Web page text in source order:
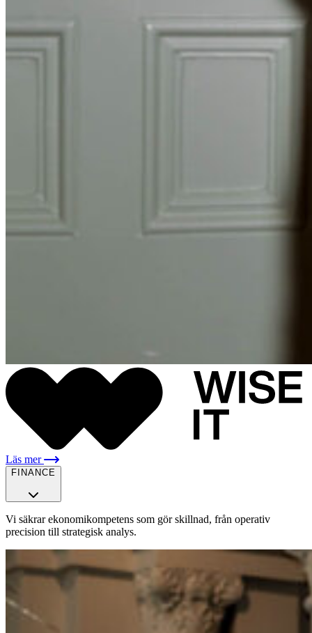
Läs mer
FINANCE
Vi säkrar ekonomikompetens som gör skillnad, från operativ
precision till strategisk analys.